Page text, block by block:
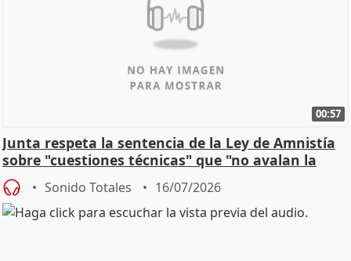
00:57
Junta respeta la sentencia de la Ley de Amnistía
sobre "cuestiones técnicas" que "no avalan la
const
Sonido Totales 16/07/2026